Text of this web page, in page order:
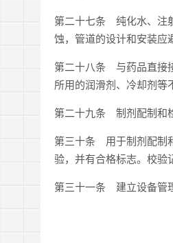
第二十七条 纯化水、注
蚀，管道的设计和安装应
第二十八条 与药品直接
所用的润滑剂、冷却剂等
第二十九条 制剂配制和
第三十条 用于制剂配制
验，并有合格标志。校验
第三十一条 建立设备管